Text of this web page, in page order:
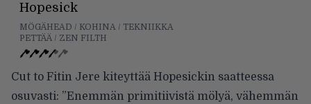
Hopesick
MÖGÄHEAD / KOHINA / TEKNIIKKA
PETTÄÄ / ZEN FILTH
Cut to Fitin Jere kiteyttää Hopesickin saatteessa
osuvasti: ”Enemmän primitiivistä mölyä, vähemmän